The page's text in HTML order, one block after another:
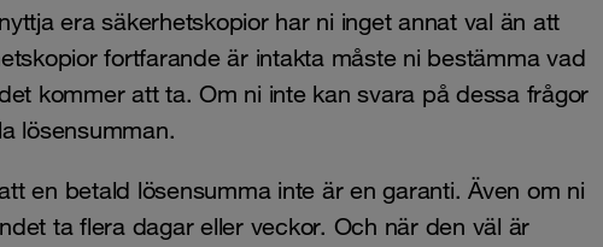
era säkerhetskopior har ni inget annat val än att
fortfarande är intakta måste ni bestämma vad
kommer att ta. Om ni inte kan svara på dessa frågor
lösensumman.
en betald lösensumma inte är en garanti. Även om ni
ta flera dagar eller veckor. Och när den väl är